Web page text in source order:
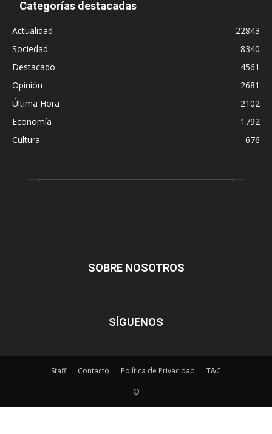
Categorías destacadas
Actualidad
22843
Sociedad
8340
Destacado
4561
Opinión
2681
Última Hora
2102
Economía
1792
Cultura
676
SOBRE NOSOTROS
SÍGUENOS
Staff Contacto Política de Privacidad T&C
©